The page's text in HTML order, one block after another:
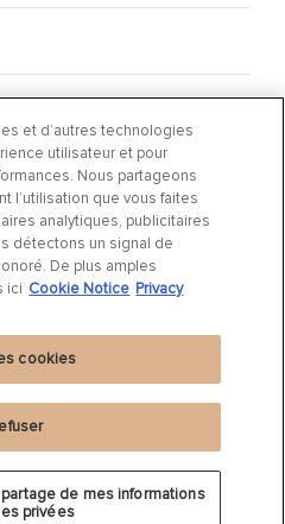
Settings|Cookie Notice|Conditions
ses filiales dans un ou plusieurs pays.
et d’autres technologies
utilisateur et pour
Nous partageons
l’utilisation que vous faites
analytiques, publicitaires
détectons un signal de
De plus amples
ici Cookie Notice Privacy
de mes informations
privées
cookies